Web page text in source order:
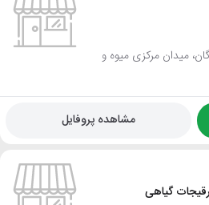
آزادگان، میدان مرکزی میوه و
مشاهده پروفایل
گیاهی